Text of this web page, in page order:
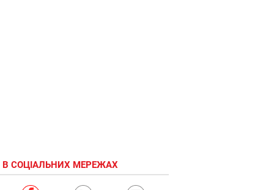
СОЦІАЛЬНИХ МЕРЕЖАХ